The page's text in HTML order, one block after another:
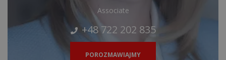
Associate
+48 722 202 835
POROZMAWIAJMY